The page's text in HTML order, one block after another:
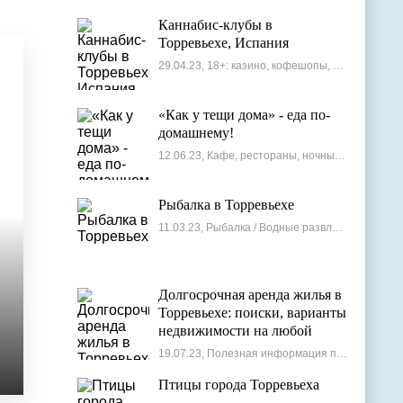
Каннабис-клубы в
Торревьехе, Испания
29.04.23, 18+: казино, кофешопы, стрип-бары
«Как у тещи дома» - еда по-
домашнему!
12.06.23, Кафе, рестораны, ночные клубы
Рыбалка в Торревьехе
11.03.23, Рыбалка / Водные развлечения
Долгосрочная аренда жилья в
Торревьехе: поиски, варианты
недвижимости на любой
бюджет
19.07.23, Полезная информация по недвижимости
Птицы города Торревьеха